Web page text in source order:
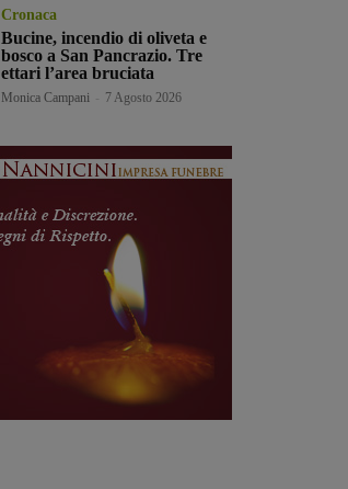
Cronaca
Bucine, incendio di oliveta e
bosco a San Pancrazio. Tre
ettari l’area bruciata
Monica Campani 7 Agosto 2026